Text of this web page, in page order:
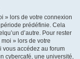
» lors de votre connexion
prédéfinie. Cela
d’autre. Pour rester
» lors de votre
vous accédez au forum
cybercafé, une université,